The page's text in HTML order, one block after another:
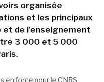
organisée
et les principaux
et de l'enseignement
3 000 et 5 000